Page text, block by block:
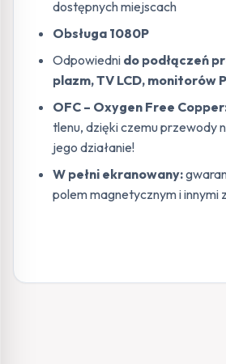
dostępnych miejscach
Obsługa 1080P
Odpowiedni do podłączeń
plazm, TV LCD, monitorów
OFC – Oxygen Free
tlenu, dzięki czemu przewody
jego działanie!
W pełni ekranowany:
polem magnetycznym i innymi